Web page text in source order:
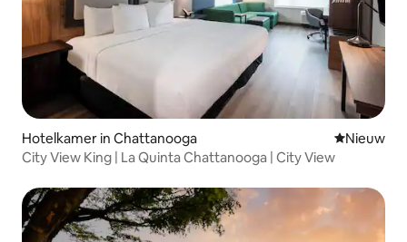
Hotelkamer in Chattanooga Nieuwe
Nieuw
City View King | La Quinta Chattanooga | City View